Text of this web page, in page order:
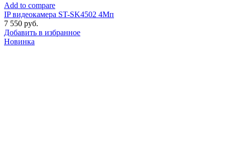
Add to compare
IP видеокамера ST-SK4502 4Мп
7 550 руб.
Добавить в избранное
Новинка